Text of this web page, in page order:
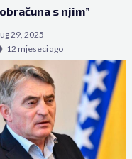
s njim”
29, 2025
12 mjeseci ago